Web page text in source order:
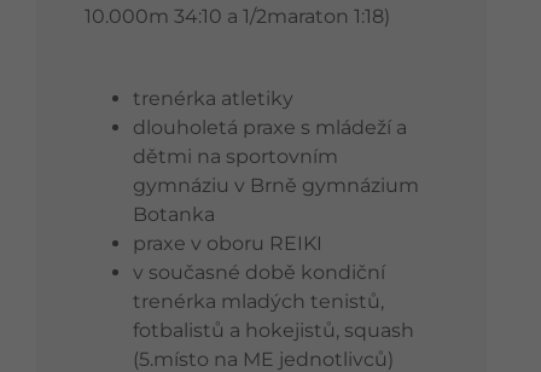
10.000m 34:10 a 1/2maraton 1:18)
trenérka atletiky
dlouholetá praxe s mládeží a
dětmi na sportovním
gymnáziu v Brně gymnázium
Botanka
praxe v oboru REIKI
v současné době kondiční
trenérka mladých tenistů,
fotbalistů a hokejistů, squash
(5.místo na ME jednotlivců)